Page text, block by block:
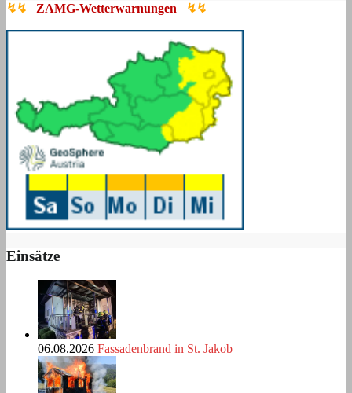
↯↯ ZAMG-Wetterwarnungen ↯↯
Einsätze
06.08.2026 Fassadenbrand in St. Jakob